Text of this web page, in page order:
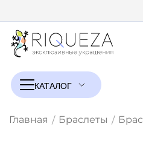
Главная / Браслеты /